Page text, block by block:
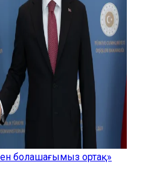
болашағымыз ортақ»